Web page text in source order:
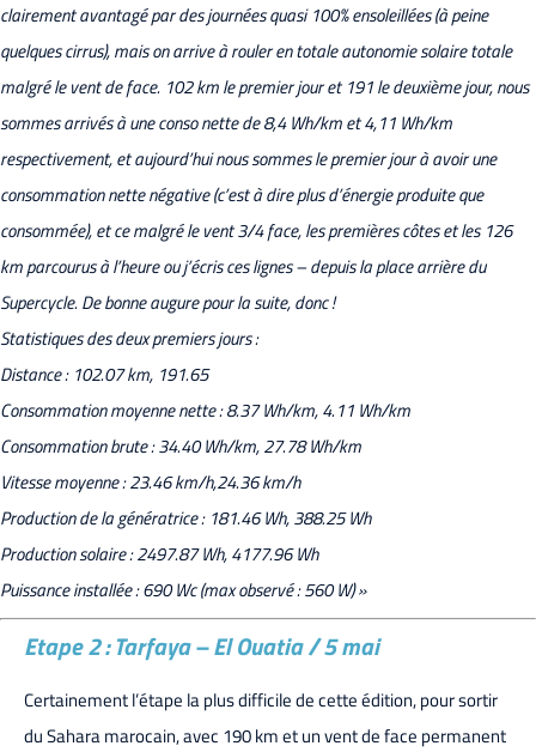
clairement avantagé par des journées quasi 100% ensoleillées (à peine
quelques cirrus), mais on arrive à rouler en totale autonomie solaire totale
malgré le vent de face. 102 km le premier jour et 191 le deuxième jour, nous
sommes arrivés à une conso nette de 8,4 Wh/km et 4,11 Wh/km
respectivement, et aujourd’hui nous sommes le premier jour à avoir une
consommation nette négative (c’est à dire plus d’énergie produite que
consommée), et ce malgré le vent 3/4 face, les premières côtes et les 126
km parcourus à l’heure ou j’écris ces lignes – depuis la place arrière du
Supercycle. De bonne augure pour la suite, donc !
Statistiques des deux premiers jours :
Distance : 102.07 km, 191.65
Consommation moyenne nette : 8.37 Wh/km, 4.11 Wh/km
Consommation brute : 34.40 Wh/km, 27.78 Wh/km
Vitesse moyenne : 23.46 km/h,24.36 km/h
Production de la génératrice : 181.46 Wh, 388.25 Wh
Production solaire : 2497.87 Wh, 4177.96 Wh
Puissance installée : 690 Wc (max observé : 560 W) »
Etape 2 : Tarfaya – El Ouatia / 5 mai
Certainement l’étape la plus difficile de cette édition, pour sortir
du Sahara marocain, avec 190 km et un vent de face permanent